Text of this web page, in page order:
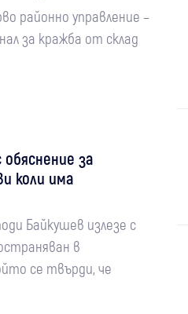
районно управление –
за кражба от склад
за
коли има
Байкушев излезе с
в
се твърди, че